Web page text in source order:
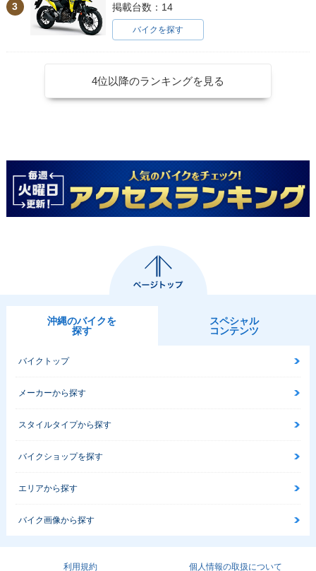
3
掲載台数：14
バイクを探す
4位以降のランキングを見る
沖縄のバイクを
探す
スペシャル
コンテンツ
バイクトップ
メーカーから探す
スタイルタイプから探す
バイクショップを探す
エリアから探す
バイク画像から探す
利用規約 個人情報の取扱について